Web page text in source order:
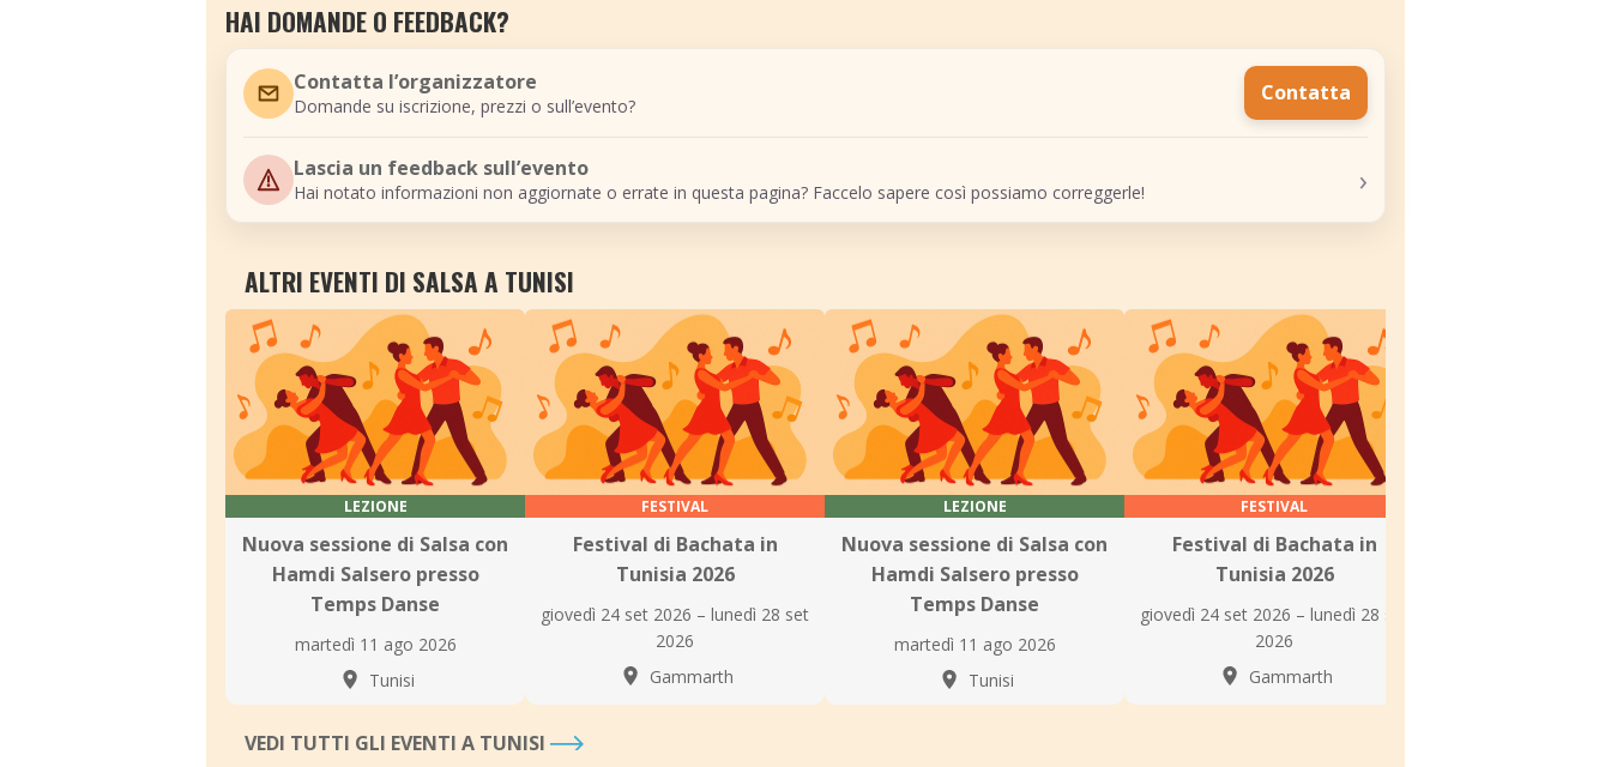
HAI DOMANDE O FEEDBACK?
Contatta l’organizzatore
Domande su iscrizione, prezzi o sull’evento? Contatta
Lascia un feedback sull’evento
Hai notato informazioni non aggiornate o errate in questa pagina? Faccelo sapere così possiamo correggerle! ›
ALTRI EVENTI DI SALSA A TUNISI
LEZIONE
Nuova sessione di Salsa con
Hamdi Salsero presso
Temps Danse
martedì 11 ago 2026
Tunisi
FESTIVAL
Festival di Bachata in
Tunisia 2026
giovedì 24 set 2026 – lunedì 28 set
2026
Gammarth
LEZIONE
Nuova sessione di Salsa con
Hamdi Salsero presso
Temps Danse
martedì 11 ago 2026
Tunisi
FESTIVAL
Festival di Bachata in
Tunisia 2026
giovedì 24 set 2026 – lunedì 28 set
2026
Gammarth
VEDI TUTTI GLI EVENTI A TUNISI